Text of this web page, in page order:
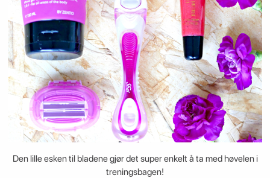
Den lille esken til bladene gjør det super enkelt å ta med høvelen i
treningsbagen!